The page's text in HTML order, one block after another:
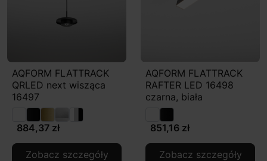
AQFORM FLATTRACK
QRLED next wisząca
16497
884,37 zł
Zobacz szczegóły
AQFORM FLATTRACK
RAFTER LED 16498
czarna, biała
851,16 zł
Zobacz szczegóły